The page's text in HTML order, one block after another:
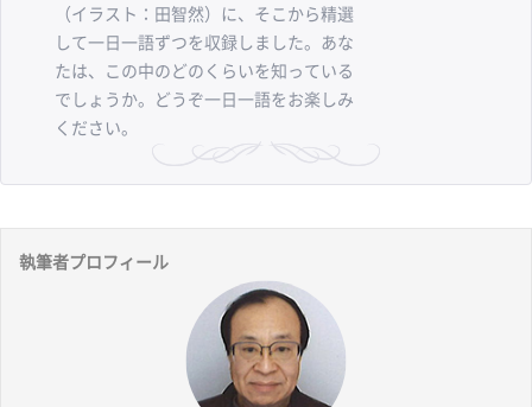
（イラスト：田智然）に、そこから精選
して一日一語ずつを収録しました。あな
たは、この中のどのくらいを知っている
でしょうか。どうぞ一日一語をお楽しみ
ください。
執筆者プロフィール